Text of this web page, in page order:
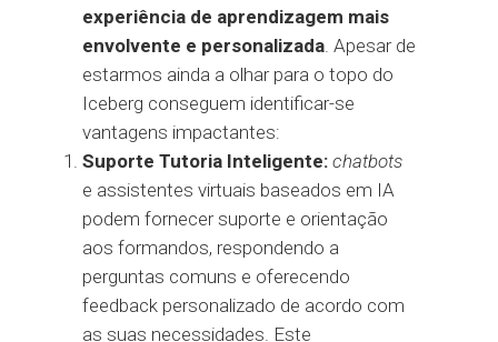
experiência de aprendizagem mais
envolvente e personalizada. Apesar de
estarmos ainda a olhar para o topo do
Iceberg conseguem identificar-se
vantagens impactantes:
Suporte Tutoria Inteligente: chatbots
e assistentes virtuais baseados em IA
podem fornecer suporte e orientação
aos formandos, respondendo a
perguntas comuns e oferecendo
feedback personalizado de acordo com
as suas necessidades. Este